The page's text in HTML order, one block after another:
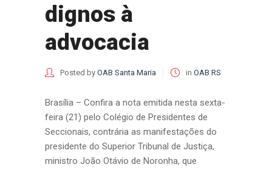
dignos à
advocacia
Posted by OAB Santa Maria in OAB RS
Brasília – Confira a nota emitida nesta sexta-
feira (21) pelo Colégio de Presidentes de
Seccionais, contrária as manifestações do
presidente do Superior Tribunal de Justiça,
ministro João Otávio de Noronha, que